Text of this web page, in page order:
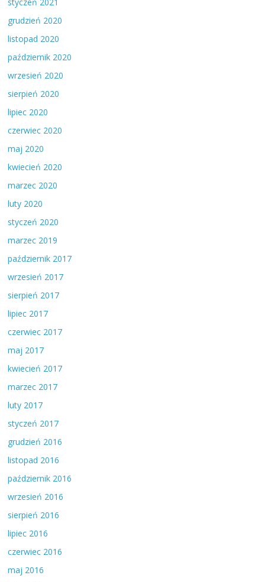
grudzień 2020
listopad 2020
październik 2020
wrzesień 2020
sierpień 2020
lipiec 2020
czerwiec 2020
maj 2020
kwiecień 2020
marzec 2020
luty 2020
styczeń 2020
marzec 2019
październik 2017
wrzesień 2017
sierpień 2017
lipiec 2017
czerwiec 2017
maj 2017
kwiecień 2017
marzec 2017
luty 2017
styczeń 2017
grudzień 2016
listopad 2016
październik 2016
wrzesień 2016
sierpień 2016
lipiec 2016
czerwiec 2016
maj 2016